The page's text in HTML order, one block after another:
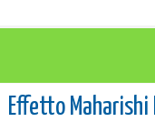
Effetto Maharishi